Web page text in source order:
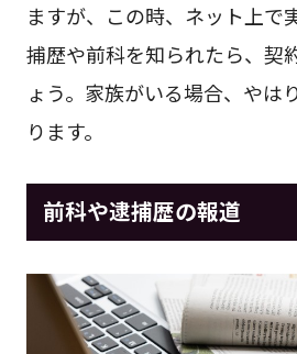
ますが、この時、ネット上で
捕歴や前科を知られたら、契
ょう。家族がいる場合、やは
ります。
前科や逮捕歴の報道